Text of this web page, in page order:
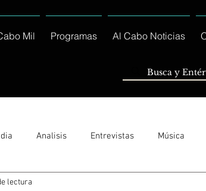
Mil Programas Al Cabo Noticias
Analisis Entrevistas Música
del día
lectura